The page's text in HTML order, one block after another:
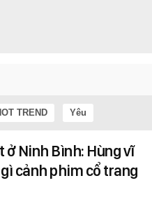
TREND Yêu
Ninh Bình: Hùng vĩ
cảnh phim cổ trang